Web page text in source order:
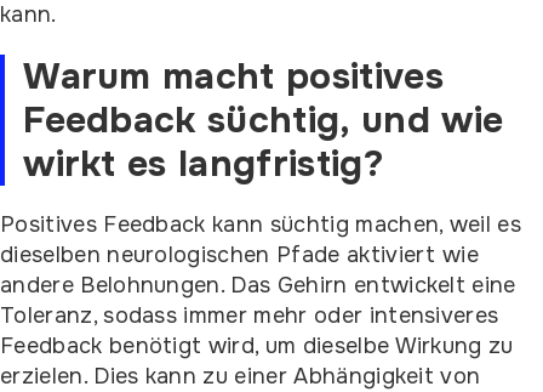
kann.
Warum macht positives
Feedback süchtig, und wie
wirkt es langfristig?
Positives Feedback kann süchtig machen, weil es
dieselben neurologischen Pfade aktiviert wie
andere Belohnungen. Das Gehirn entwickelt eine
Toleranz, sodass immer mehr oder intensiveres
Feedback benötigt wird, um dieselbe Wirkung zu
erzielen. Dies kann zu einer Abhängigkeit von